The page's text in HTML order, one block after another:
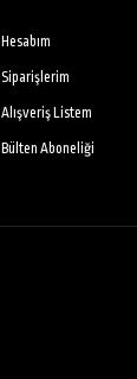
Hesabım
Siparişlerim
Alışveriş Listem
Bülten Aboneliği